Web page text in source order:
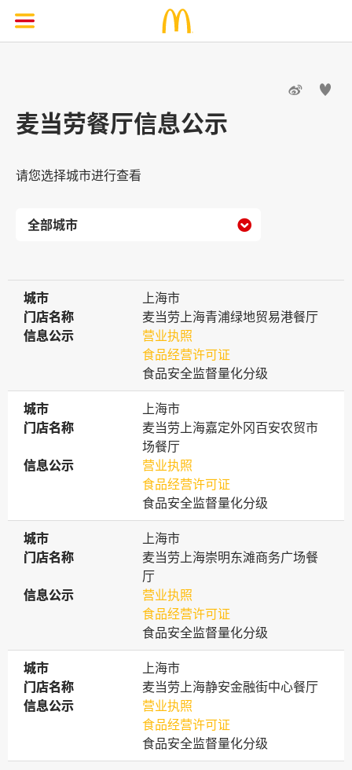
 
麦当劳餐厅信息公示
请您选择城市进行查看

城市
城市
上海市
门店名称
门店名称
麦当劳上海青浦绿地贸易港餐厅
信息公示
信息公示
营业执照
食品经营许可证
食品安全监督量化分级
城市
城市
上海市
门店名称
门店名称
麦当劳上海嘉定外冈百安农贸市
场餐厅
信息公示
信息公示
营业执照
食品经营许可证
食品安全监督量化分级
城市
城市
上海市
门店名称
门店名称
麦当劳上海崇明东滩商务广场餐
厅
信息公示
信息公示
营业执照
食品经营许可证
食品安全监督量化分级
城市
城市
上海市
门店名称
门店名称
麦当劳上海静安金融街中心餐厅
信息公示
信息公示
营业执照
食品经营许可证
食品安全监督量化分级